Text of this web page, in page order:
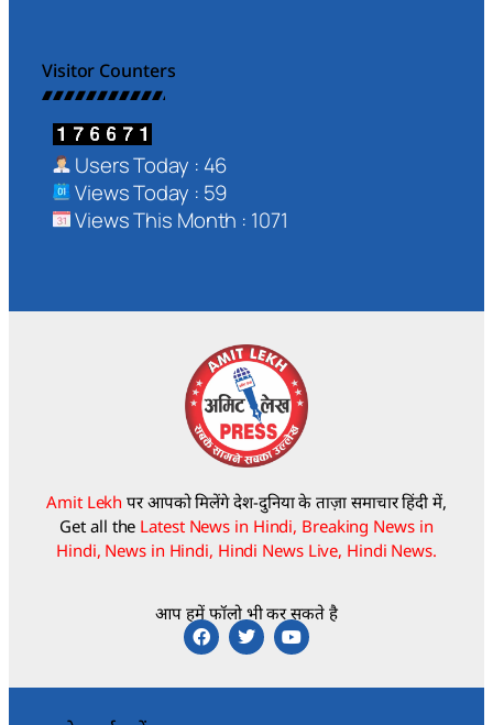
Visitor Counters
Users Today : 46
Views Today : 59
Views This Month : 1071
Amit Lekh पर आपको मिलेंगे देश-दुनिया के ताज़ा समाचार हिंदी में,
Get all the Latest News in Hindi, Breaking News in
Hindi, News in Hindi, Hindi News Live, Hindi News.
आप हमें फॉलो भी कर सकते है